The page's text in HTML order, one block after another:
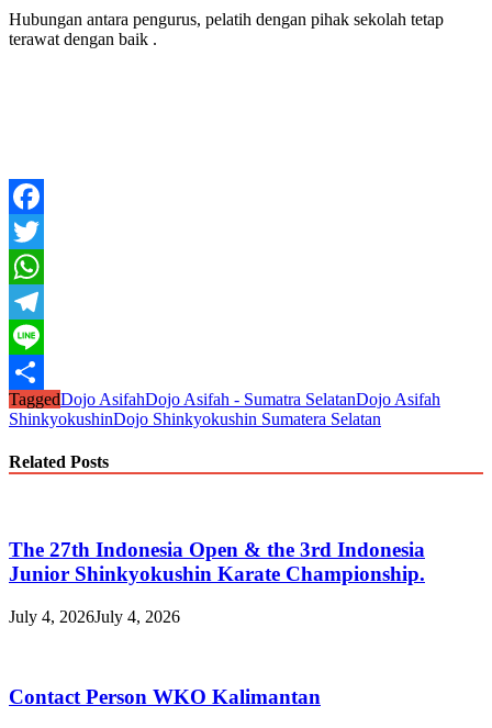
Hubungan antara pengurus, pelatih dengan pihak sekolah tetap
terawat dengan baik .
Facebook
Twitter
WhatsApp
Telegram
Line
Share
TaggedDojo AsifahDojo Asifah - Sumatra SelatanDojo Asifah
ShinkyokushinDojo Shinkyokushin Sumatera Selatan
Related Posts
The 27th Indonesia Open & the 3rd Indonesia
Junior Shinkyokushin Karate Championship.
July 4, 2026July 4, 2026
Contact Person WKO Kalimantan